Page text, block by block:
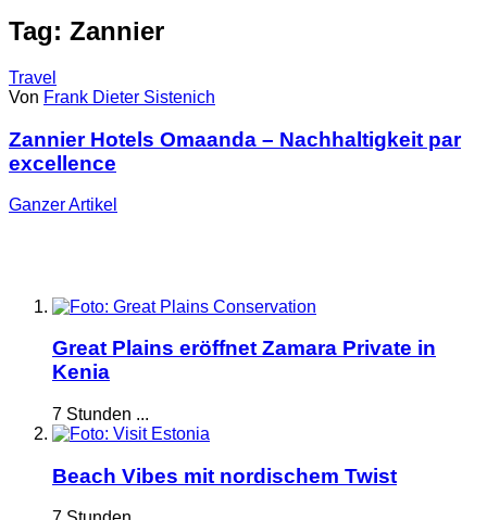
Tag: Zannier
Travel
Von Frank Dieter Sistenich
Zannier Hotels Omaanda – Nachhaltigkeit par
excellence
GanzerArtikel
Great Plains eröffnet Zamara Private in
Kenia
7 Stunden ...
Beach Vibes mit nordischem Twist